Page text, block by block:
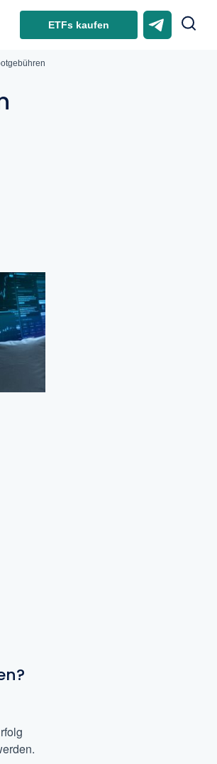
ETFs kaufen
müssen Sie rechnen?